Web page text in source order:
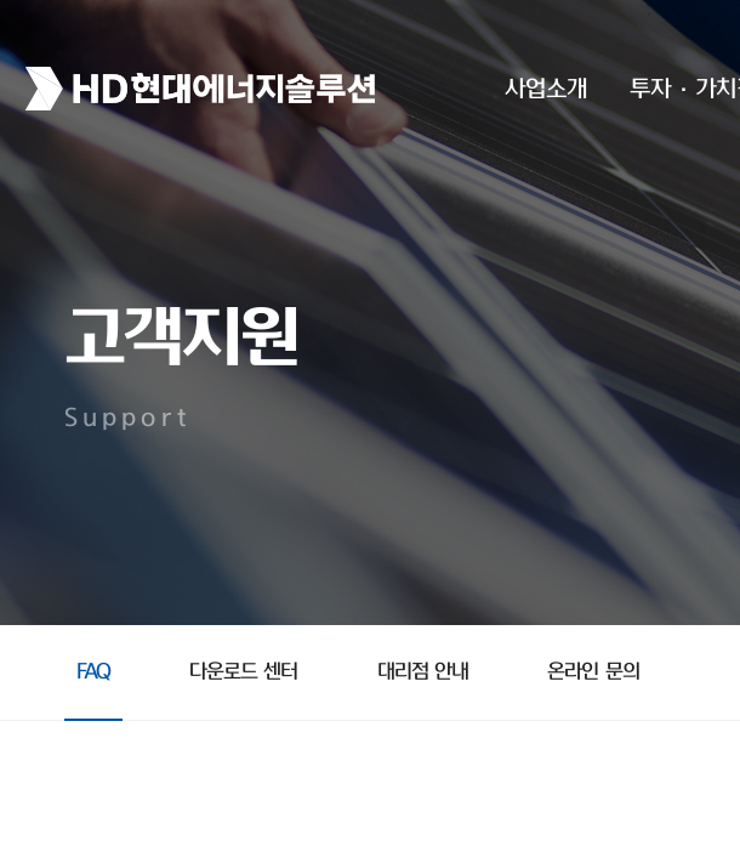
사업소개 투자·가치
고객지원
Support
FAQ 다운로드 센터 대리점 안내 온라인 문의